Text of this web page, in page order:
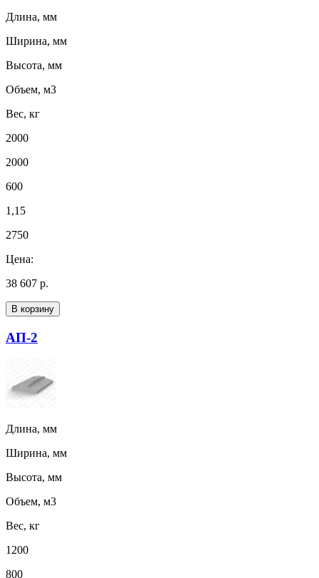
Длина, мм
Ширина, мм
Высота, мм
Объем, м3
Вес, кг
2000
2000
600
1,15
2750
Цена:
38 607 р.
В корзину
АП-2
Длина, мм
Ширина, мм
Высота, мм
Объем, м3
Вес, кг
1200
800